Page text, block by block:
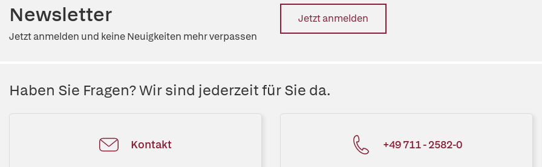
Newsletter
Jetzt anmelden und keine Neuigkeiten mehr verpassen
Jetzt anmelden
Haben Sie Fragen? Wir sind jederzeit für Sie da.
Kontakt +49 711 - 2582-0